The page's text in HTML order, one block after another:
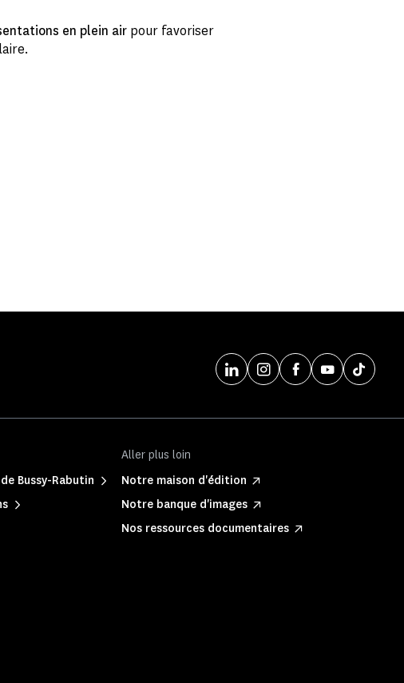
en plein air pour favoriser
Bussy-Rabutin
Aller plus loin
Notre maison d'édition
Notre banque d'images
Nos ressources documentaires